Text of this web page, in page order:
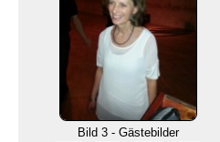
Bild 3 - Gästebilder